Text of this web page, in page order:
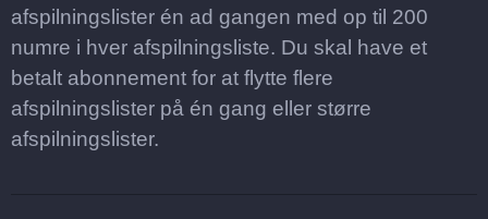
afspilningslister én ad gangen med op til 200
numre i hver afspilningsliste. Du skal have et
betalt abonnement for at flytte flere
afspilningslister på én gang eller større
afspilningslister.